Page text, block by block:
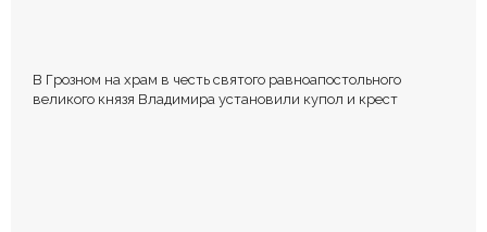
В Грозном на храм в честь святого равноапостольного
великого князя Владимира установили купол и крест